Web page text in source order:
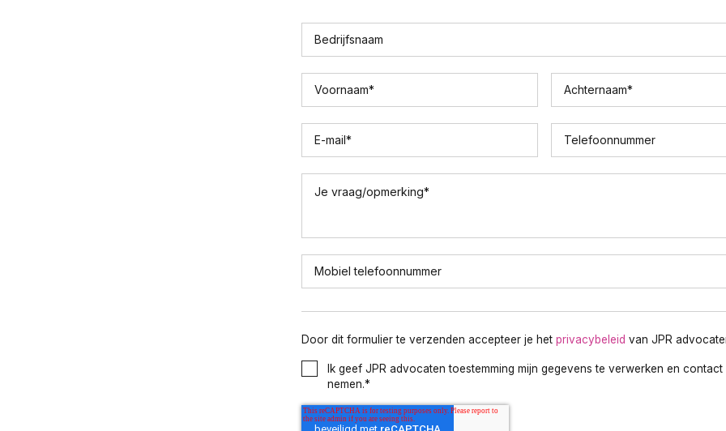
Bedrijfsnaam
Voornaam* Achternaam*
E-mail* Telefoonnummer
Je vraag/opmerking*
Mobiel telefoonnummer
Door dit formulier te verzenden accepteer je het privacybeleid van JPR
Ik geef JPR advocaten toestemming mijn gegevens te verwerken en contact
nemen.*